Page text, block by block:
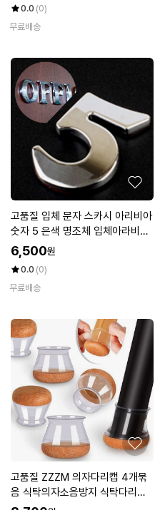
0.0 (0)
무료배송
고품질 입체 문자 스카시 아리비아
숫자 5 은색 명조체 입체아라비아
숫자 (WFFWFB4)
6,500원
0.0 (0)
무료배송
고품질 ZZZM 의자다리캡 4개묶
음 식탁의자소음방지 식탁다리커
버 (WDA1827)